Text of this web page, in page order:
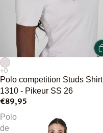
Polo competition Studs Shirt
1310 - Pikeur SS 26
€89,95
Polo
de